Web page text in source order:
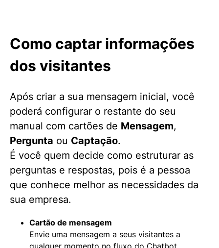
Como captar informações
dos visitantes
Após criar a sua mensagem inicial, você
poderá configurar o restante do seu
manual com cartões de Mensagem,
Pergunta ou Captação.
É você quem decide como estruturar as
perguntas e respostas, pois é a pessoa
que conhece melhor as necessidades da
sua empresa.
Cartão de mensagem
Envie uma mensagem a seus visitantes a
qualquer momento no fluxo do Chatbot.